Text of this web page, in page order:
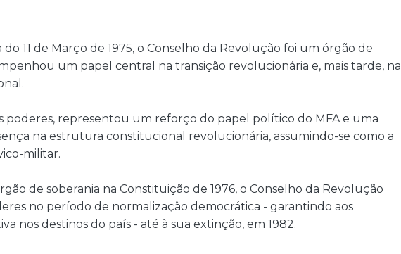
11 de Março de 1975, o Conselho da Revolução foi um órgão de
um papel central na transição revolucionária e, mais tarde, na
poderes, representou um reforço do papel político do MFA e uma
na estrutura constitucional revolucionária, assumindo-se como a
militar.
de soberania na Constituição de 1976, o Conselho da Revolução
no período de normalização democrática - garantindo aos
nos destinos do país - até à sua extinção, em 1982.